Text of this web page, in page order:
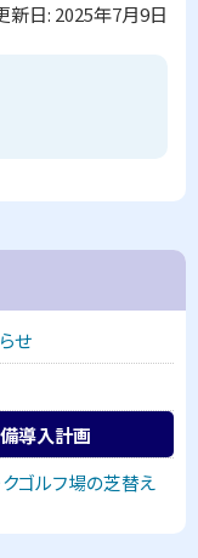
新日: 2025年7月9日
せ
導入計画
ゴルフ場の芝替え